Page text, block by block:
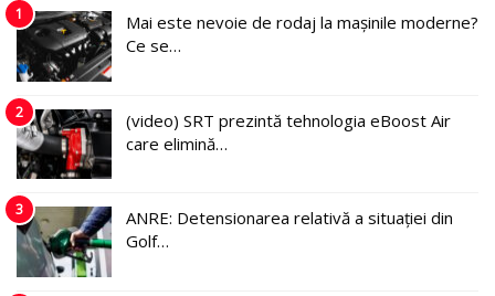
1
Mai este nevoie de rodaj la mașinile moderne?
Ce se…
2
(video) SRT prezintă tehnologia eBoost Air
care elimină…
3
ANRE: Detensionarea relativă a situației din
Golf…